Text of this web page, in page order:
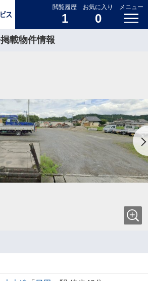
閲覧履歴
1
お気に入り
0
メニュー
載物件情報